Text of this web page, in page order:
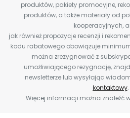
produktów, pakiety promocyjne,
produktów, a także materiały od
kooperacyjnych,
jak również propozycje recenzji i
kodu rabatowego obowiązuje
można zrezygnować z
umożliwiającego rezygnację,
newsletterze lub wysyłając
kontaktowy.
Więcej informacji można znaleźć